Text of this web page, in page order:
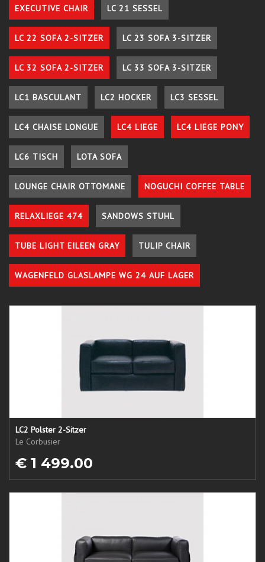
EXECUTIVE CHAIR LC 21 SESSEL
LC 22 SOFA 2-SITZER LC 23 SOFA 3-SITZER
LC 32 SOFA 2-SITZER LC 33 SOFA 3-SITZER
LC1 BASCULANT LC2 HOCKER LC3 SESSEL
LC4 CHAISE LONGUE LC4 LIEGE LC4 LIEGE PONY
LC6 TISCH LOTA SOFA
LOUNGE CHAIR OTTOMANE NOGUCHI COFFEE TABLE
RELAXLIEGE 474 SANDOWS STUHL
TUBE LIGHT EILEEN GRAY TULIP CHAIR
WAGENFELD GLASLAMPE WG 24 AUF LAGER
LC2 Polster 2-Sitzer
Le Corbusier
€ 1 499.00